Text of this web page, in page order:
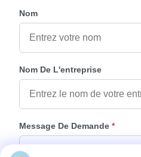
Nom
Nom De L'entreprise
Message De Demande *